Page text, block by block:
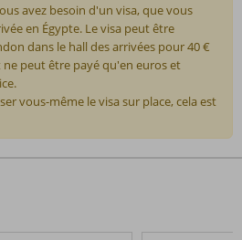
avez besoin d'un visa, que vous
en Égypte. Le visa peut être
dans le hall des arrivées pour 40 €
peut être payé qu'en euros et
vous-même le visa sur place, cela est